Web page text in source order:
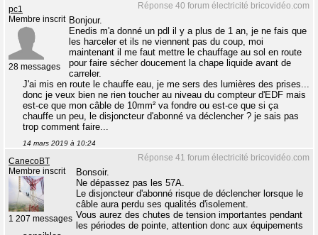
Réponse 40 forum électricité bricovidéo.com
pc1
Membre inscrit
28 messages
Bonjour.
Enedis m'a donné un pdl il y a plus de 1 an, je ne fais que
les harceler et ils ne viennent pas du coup, moi
maintenant il me faut mettre le chauffage au sol en route
pour faire sécher doucement la chape liquide avant de
carreler.
J'ai mis en route le chauffe eau, je me sers des lumières des prises...
donc je veux bien ne rien toucher au niveau du compteur d'EDF mais
est-ce que mon câble de 10mm² va fondre ou est-ce que si ça
chauffe un peu, le disjoncteur d'abonné va déclencher ? je sais pas
trop comment faire...
14 mars 2019 à 10:24
Réponse 41 forum électricité bricovidéo.com
CanecoBT
Membre inscrit
1 207 messages
Bonsoir.
Ne dépassez pas les 57A.
Le disjoncteur d'abonné risque de déclencher lorsque le
câble aura perdu ses qualités d'isolement.
Vous aurez des chutes de tension importantes pendant
les périodes de pointe, attention donc aux équipements